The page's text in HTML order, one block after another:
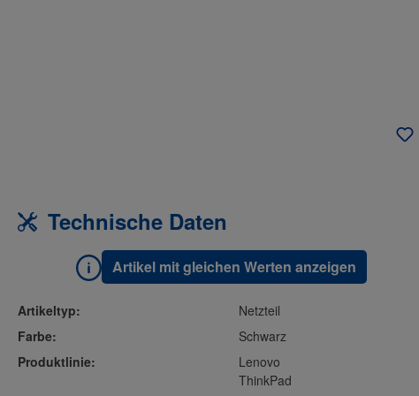
Technische Daten
Artikel mit gleichen Werten anzeigen
Artikeltyp:
Netzteil
Farbe:
Schwarz
Produktlinie:
Lenovo
ThinkPad